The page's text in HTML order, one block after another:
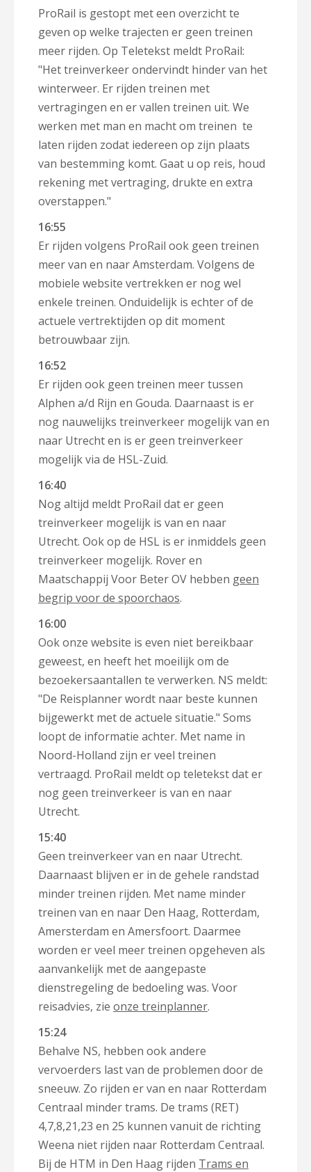
ProRail is gestopt met een overzicht te
geven op welke trajecten er geen treinen
meer rijden. Op Teletekst meldt ProRail:
"Het treinverkeer ondervindt hinder van het
winterweer. Er rijden treinen met
vertragingen en er vallen treinen uit. We
werken met man en macht om treinen te
laten rijden zodat iedereen op zijn plaats
van bestemming komt. Gaat u op reis, houd
rekening met vertraging, drukte en extra
overstappen."
16:55
Er rijden volgens ProRail ook geen treinen
meer van en naar Amsterdam. Volgens de
mobiele website vertrekken er nog wel
enkele treinen. Onduidelijk is echter of de
actuele vertrektijden op dit moment
betrouwbaar zijn.
16:52
Er rijden ook geen treinen meer tussen
Alphen a/d Rijn en Gouda. Daarnaast is er
nog nauwelijks treinverkeer mogelijk van en
naar Utrecht en is er geen treinverkeer
mogelijk via de HSL-Zuid.
16:40
Nog altijd meldt ProRail dat er geen
treinverkeer mogelijk is van en naar
Utrecht. Ook op de HSL is er inmiddels geen
treinverkeer mogelijk. Rover en
Maatschappij Voor Beter OV hebben geen
begrip voor de spoorchaos.
16:00
Ook onze website is even niet bereikbaar
geweest, en heeft het moeilijk om de
bezoekersaantallen te verwerken. NS meldt:
"De Reisplanner wordt naar beste kunnen
bijgewerkt met de actuele situatie." Soms
loopt de informatie achter. Met name in
Noord-Holland zijn er veel treinen
vertraagd. ProRail meldt op teletekst dat er
nog geen treinverkeer is van en naar
Utrecht.
15:40
Geen treinverkeer van en naar Utrecht.
Daarnaast blijven er in de gehele randstad
minder treinen rijden. Met name minder
treinen van en naar Den Haag, Rotterdam,
Amersterdam en Amersfoort. Daarmee
worden er veel meer treinen opgeheven als
aanvankelijk met de aangepaste
dienstregeling de bedoeling was. Voor
reisadvies, zie onze treinplanner.
15:24
Behalve NS, hebben ook andere
vervoerders last van de problemen door de
sneeuw. Zo rijden er van en naar Rotterdam
Centraal minder trams. De trams (RET)
4,7,8,21,23 en 25 kunnen vanuit de richting
Weena niet rijden naar Rotterdam Centraal.
Bij de HTM in Den Haag rijden Trams en